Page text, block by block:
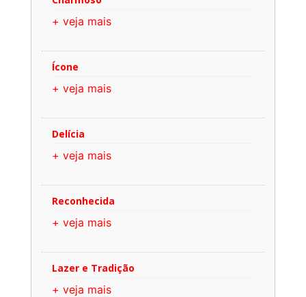
+ veja mais
Ícone
+ veja mais
Delícia
+ veja mais
Reconhecida
+ veja mais
Lazer e Tradição
+ veja mais